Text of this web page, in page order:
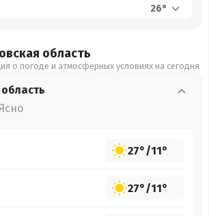
26°
область
о погоде и атмосферных условиях на сегодня
область
27°/11°
27°/11°